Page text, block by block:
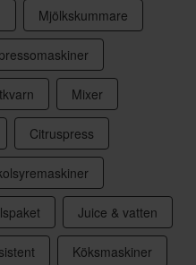
Mjölkskummare
Mixer
Citruspress
Juice & vatten
Köksmaskiner